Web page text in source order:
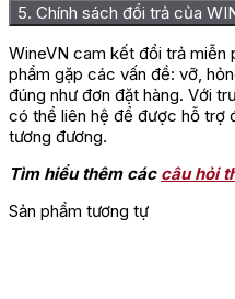
sốt kem hoặc sườn heo
chọn lý tưởng, giúp hòa
hương thơm thanh thoát
Thịt đỏ chế biến tinh
hoặc thăn bê bỏ lò giúp
tannin mà không lấn át
Các món từ thịt săn
thái gia vị và hương vị
Phô mai và món ăn
Brie de Meaux,
5. Chính sách đổi trả của
WineVN cam kết đổi trả miễn
phẩm gặp các vấn đề: vỡ,
đúng như đơn đặt hàng. Với
có thể liên hệ để được hỗ trợ
tương đương.
Tìm hiểu thêm các câu hỏi
Sản phẩm tương tự